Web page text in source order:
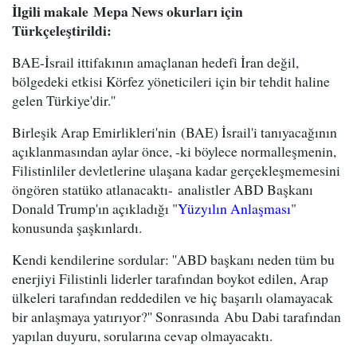
İlgili makale Mepa News okurları için
Türkçeleştirildi:
BAE-İsrail ittifakının amaçlanan hedefi İran değil,
bölgedeki etkisi Körfez yöneticileri için bir tehdit haline
gelen Türkiye'dir.''
Birleşik Arap Emirlikleri'nin (BAE) İsrail'i tanıyacağının
açıklanmasından aylar önce, -ki böylece normalleşmenin,
Filistinliler devletlerine ulaşana kadar gerçekleşmemesini
öngören statüko atlanacaktı- analistler ABD Başkanı
Donald Trump'ın açıkladığı "Yüzyılın Anlaşması"
konusunda şaşkınlardı.
Kendi kendilerine sordular: ''ABD başkanı neden tüm bu
enerjiyi Filistinli liderler tarafından boykot edilen, Arap
ülkeleri tarafından reddedilen ve hiç başarılı olamayacak
bir anlaşmaya yatırıyor?'' Sonrasında Abu Dabi tarafından
yapılan duyuru, sorularına cevap olmayacaktı.